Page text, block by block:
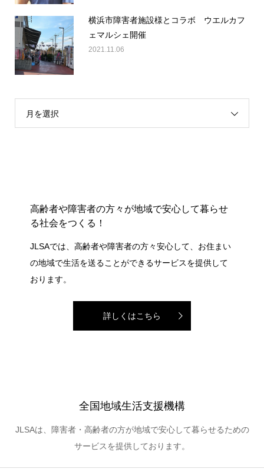
横浜市障害者施設様とコラボ ウエルカフ
ェマルシェ開催
2021.11.06
月を選択
高齢者や障害者の方々が地域で安心して暮らせ
る社会をつくる！
JLSAでは、高齢者や障害者の方々安心して、お住まい
の地域で生活を送ることができるサービスを提供して
おります。
詳しくはこちら
全国地域生活支援機構
JLSAは、障害者・高齢者の方が地域で安心して暮らせるための
サービスを提供しております。